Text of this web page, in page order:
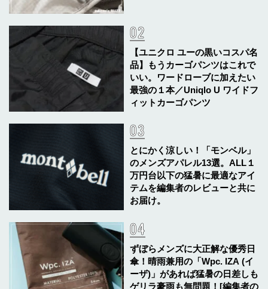
【ユニクロ ユーの黒いコスパ名
品】もうカーゴパンツはこれで
いい。ワードローブに加えたい
最強の１本／Uniqlo U ワイドフ
ィットカーゴパンツ
とにかく涼しい！「モンベル」
のメンズアパレル13選。ALL１
万円台以下の猛暑に最適なアイ
テムを編集者のレビューと共に
お届け。
ずぼらメンズに大正解な優秀日
傘！晴雨兼用の「Wpc. IZA (イ
ーザ)」があれば猛暑の日差しも
ゲリラ豪雨も無問題！[編集者の